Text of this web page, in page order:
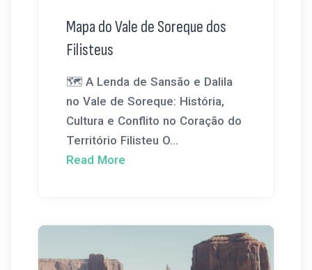
Mapa do Vale de Soreque dos
Filisteus
🗺️ A Lenda de Sansão e Dalila
no Vale de Soreque: História,
Cultura e Conflito no Coração do
Território Filisteu O...
Read More